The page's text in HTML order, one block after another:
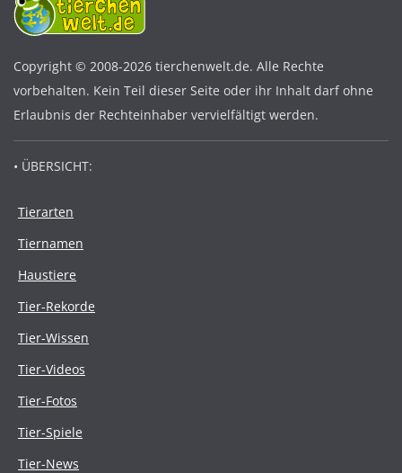
Copyright © 2008-2026 tierchenwelt.de. Alle Rechte
vorbehalten. Kein Teil dieser Seite oder ihr Inhalt darf ohne
Erlaubnis der Rechteinhaber vervielfältigt werden.
• ÜBERSICHT:
Tierarten
Tiernamen
Haustiere
Tier-Rekorde
Tier-Wissen
Tier-Videos
Tier-Fotos
Tier-Spiele
Tier-News